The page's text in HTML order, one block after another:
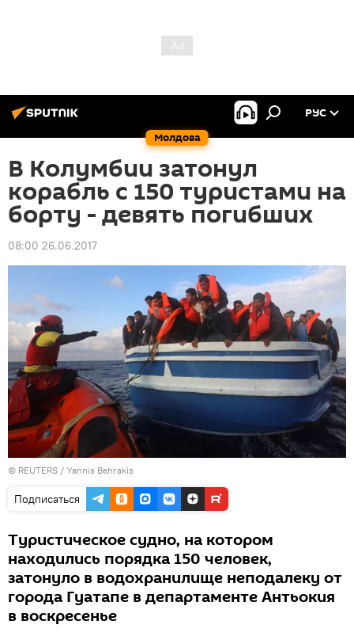
Молдова
РУС
В Колумбии затонул
корабль с 150 туристами на
борту - девять погибших
08:00 26.06.2017
© REUTERS / Yannis Behrakis
Подписаться
Туристическое судно, на котором
находились порядка 150 человек,
затонуло в водохранилище неподалеку от
города Гуатапе в департаменте Антьокия
в воскресенье